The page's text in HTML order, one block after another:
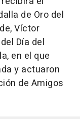
de Oro del
Víctor
Día del
en el que
y actuaron
de Amigos